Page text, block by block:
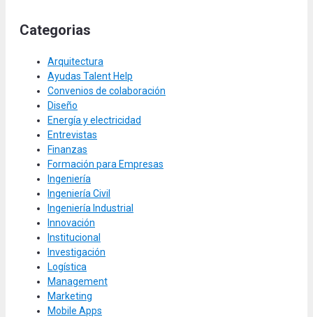
Categorias
Arquitectura
Ayudas Talent Help
Convenios de colaboración
Diseño
Energía y electricidad
Entrevistas
Finanzas
Formación para Empresas
Ingeniería
Ingeniería Civil
Ingeniería Industrial
Innovación
Institucional
Investigación
Logística
Management
Marketing
Mobile Apps